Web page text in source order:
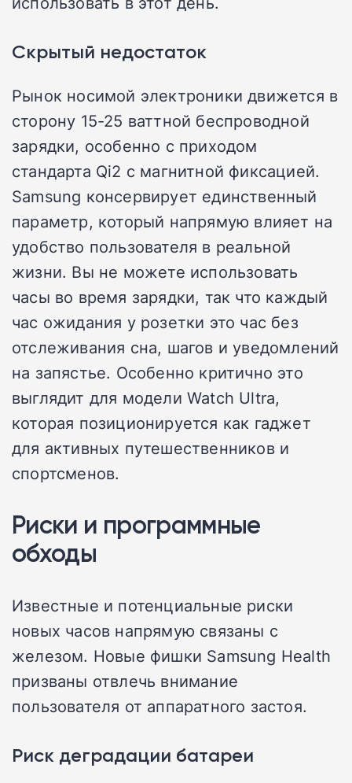
Скрытый недостаток
Рынок носимой электроники движется в
сторону 15-25 ваттной беспроводной
зарядки, особенно с приходом
стандарта Qi2 с магнитной фиксацией.
Samsung консервирует единственный
параметр, который напрямую влияет на
удобство пользователя в реальной
жизни. Вы не можете использовать
часы во время зарядки, так что каждый
час ожидания у розетки это час без
отслеживания сна, шагов и уведомлений
на запястье. Особенно критично это
выглядит для модели Watch Ultra,
которая позиционируется как гаджет
для активных путешественников и
спортсменов.
Риски и программные
обходы
Известные и потенциальные риски
новых часов напрямую связаны с
железом. Новые фишки Samsung Health
призваны отвлечь внимание
пользователя от аппаратного застоя.
Риск деградации батареи